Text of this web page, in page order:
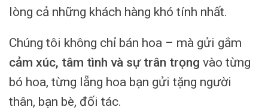
lòng cả những khách hàng khó tính nhất.
Chúng tôi không chỉ bán hoa – mà gửi gắm
cảm xúc, tâm tình và sự trân trọng vào từng
bó hoa, từng lẵng hoa bạn gửi tặng người
thân, bạn bè, đối tác.